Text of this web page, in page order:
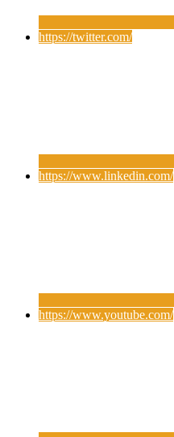
https://twitter.com/
https://www.linkedin.com/
https://www.youtube.com/